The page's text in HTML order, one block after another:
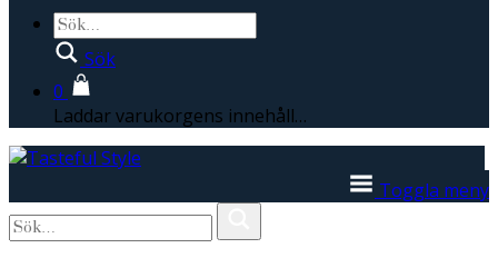
Sök
0
Laddar varukorgens innehåll…
Toggla meny